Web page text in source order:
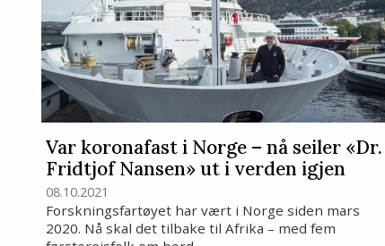
Var koronafast i Norge – nå seiler «Dr.
Fridtjof Nansen» ut i verden igjen
08.10.2021
Forskningsfartøyet har vært i Norge siden mars
2020. Nå skal det tilbake til Afrika – med fem